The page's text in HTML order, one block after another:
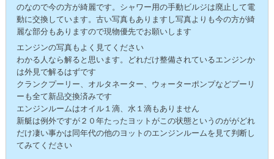
のなので今の方が綺麗です。シャワー用の手動ビルジは廃止して電
動に交換しています。古い写真もありますし写真よりも今の方が綺
麗な部分もありますので現物優先でお願いします
エンジンの写真もよく見てください
わかる人なら解ると思います。どれだけ整備されているエンジンか
は外見で解るはずです
クランクプーリー、オルタネーター、ウォーターポンプなどプーリ
ーも全て新品交換済みです
エンジンルームはオイル１滴、水１滴もありません
新艇は例外ですが２０年たったヨットがこの状態というのががどれ
だけ凄い事かは同年代の他のヨットのエンジンルームを見て判断し
てみてください